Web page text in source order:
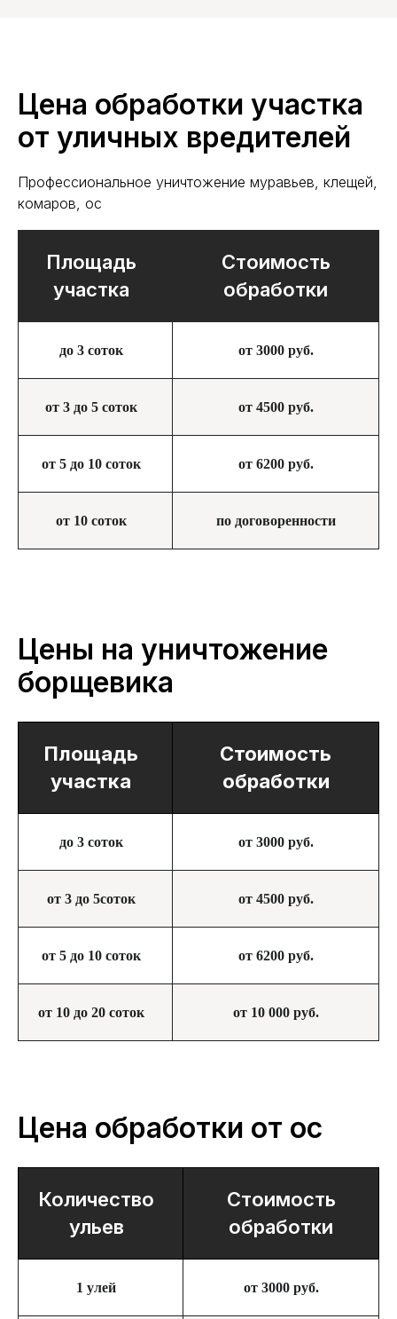
Цена обработки участка
от уличных вредителей
Профессиональное уничтожение муравьев, клещей,
комаров, ос
Площадь
участка
Стоимость
обработки
до 3 соток от 3000 руб.
от 3 до 5 соток от 4500 руб.
от 5 до 10 соток от 6200 руб.
от 10 соток по договоренности
Цены на уничтожение
борщевика
Площадь
участка
Стоимость
обработки
до 3 соток от 3000 руб.
от 3 до 5соток от 4500 руб.
от 5 до 10 соток от 6200 руб.
от 10 до 20 соток от 10 000 руб.
Цена обработки от ос
Количество
ульев
Стоимость
обработки
1 улей от 3000 руб.